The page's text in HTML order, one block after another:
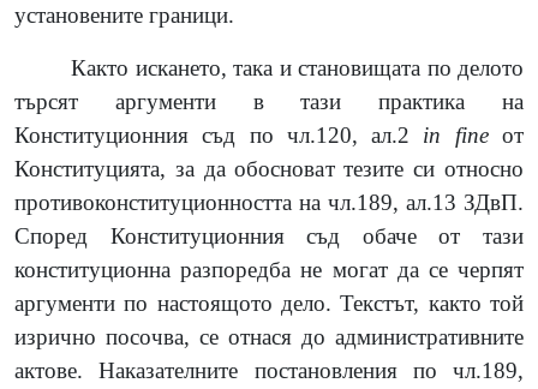
установените граници.
Както искането, така и становищата по делото
търсят аргументи в тази практика на
Конституционния съд по чл.120, ал.2 in fine от
Конституцията, за да обосноват тезите си относно
противоконституционността на чл.189, ал.13 ЗДвП.
Според Конституционния съд обаче от тази
конституционна разпоредба не могат да се черпят
аргументи по настоящото дело. Текстът, както той
изрично посочва, се отнася до административните
актове. Наказателните постановления по чл.189,